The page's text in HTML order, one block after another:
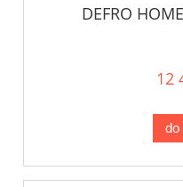
DEFRO
12
do